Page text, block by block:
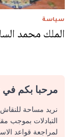
سياسة
الملك محمد
مرحبا بكم في
نريد مساحة
التبادلات بموجب
لمراجعة قواعد